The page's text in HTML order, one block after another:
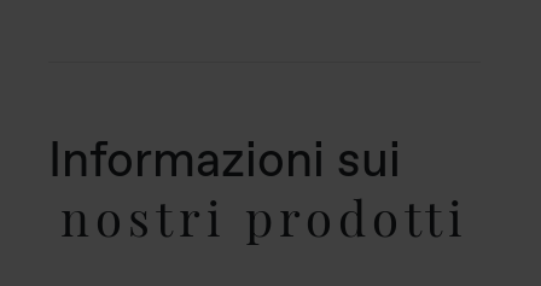
Informazioni sui
nostri prodotti